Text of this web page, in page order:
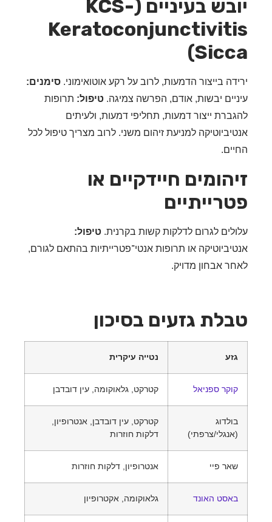
יובש בעיניים (KCS-
בייצור הדמעות, לרוב על רקע אוטואימוני.סימנים:
יבשות, אודם, הפרשה צמיגה.טיפול:תרופות
ייצור דמעות, תחליפי דמעות, ולעיתים
למניעת זיהום משני. לרוב מצריך טיפול לכל
חיידקיים או
לגרום לדלקות קשות בקרנית. טיפול:
או תרופות אנטי־פטרייתיות בהתאם לגורם,
אבחון מדויק.
גזעים בסיכון
נטייה עיקרית
ספניאל קטרקט, גלאוקומה, עין דובדבן
צרפתי)
קטרקט, עין דובדבן, אנטרופיון,
דלקות חוזרות
אנטרופיון, דלקות חוזרות
האונד גלאוקומה, אקטרופיון